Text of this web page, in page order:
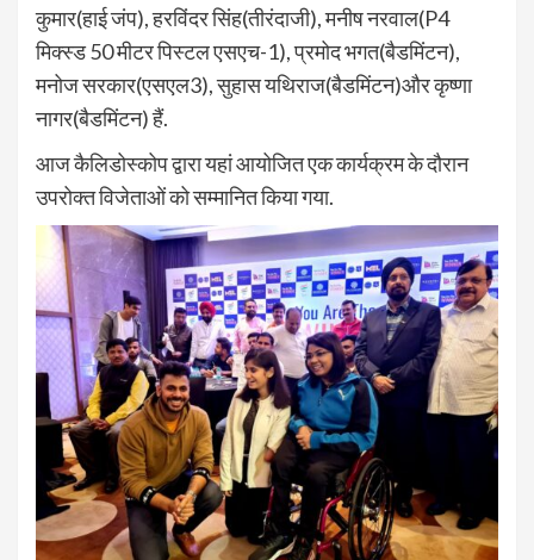
कुमार(हाई जंप), हरविंदर सिंह(तीरंदाजी), मनीष नरवाल(P4
मिक्स्ड 50 मीटर पिस्टल एसएच-1), प्रमोद भगत(बैडमिंटन),
मनोज सरकार(एसएल3), सुहास यथिराज(बैडमिंटन)और कृष्णा
नागर(बैडमिंटन) हैं.
आज कैलिडोस्कोप द्वारा यहां आयोजित एक कार्यक्रम के दौरान
उपरोक्त विजेताओं को सम्मानित किया गया.